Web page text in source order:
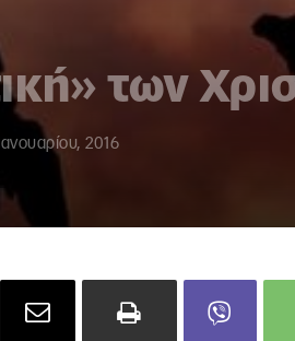
των
2016